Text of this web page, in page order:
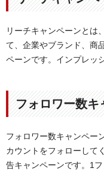
リーチキャンペーンとは
て、企業やブランド、商
ペーンです。インプレッ
フォロワー数キ
フォロワー数キャンペー
カウントをフォローして
告キャンペーンです。1